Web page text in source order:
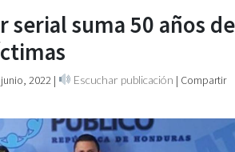
serial suma 50 años
2022 | Escuchar publicación | Compartir